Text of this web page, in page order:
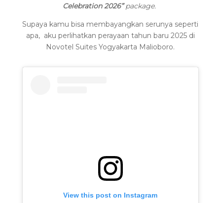
Celebration 2026”package.
Supaya kamu bisa membayangkan serunya seperti
apa, aku perlihatkan perayaan tahun baru 2025 di
Novotel Suites Yogyakarta Malioboro.
View this post on Instagram